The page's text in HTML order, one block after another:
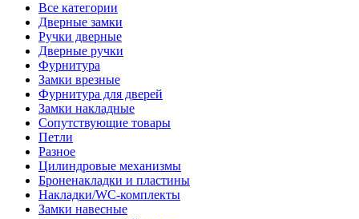
Все категории
Дверные замки
Ручки дверные
Дверные ручки
Фурнитура
Замки врезные
Фурнитура для дверей
Замки накладные
Сопутствующие товары
Петли
Разное
Цилиндровые механизмы
Броненакладки и пластины
Накладки/WC-комплекты
Замки навесные